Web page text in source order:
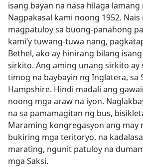
isang bayan na nasa hilaga lamang
Nagpakasal kami noong 1952.
magpatuloy sa buong-panahong
kami’y tuwang-tuwa nang,
Bethel, ako ay hinirang bilang
sirkito. Ang aming unang sirkito ay
timog na baybayin ng Inglatera, sa
Hampshire. Hindi madali ang
noong mga araw na iyon.
na sa pamamagitan ng bus,
Maraming kongregasyon ang may
bukiring mga teritoryo, na
marating, ngunit patuloy na
mga Saksi.